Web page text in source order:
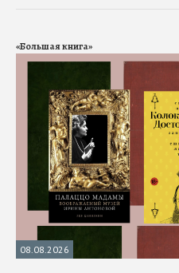
«Большая книга»
08.08.2026